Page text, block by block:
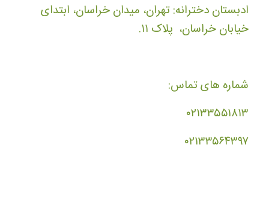
ادبستان دخترانه: تهران، میدان خراسان، ابتدای
خیابان خراسان، پلاک ۱۱.
شماره های تماس:
۰۲۱۳۳۵۵۱۸۱۳
۰۲۱۳۳۵۶۴۳۹۷